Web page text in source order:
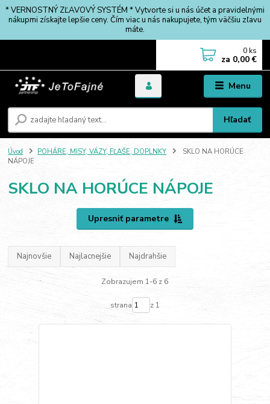
* VERNOSTNÝ ZĽAVOVÝ SYSTÉM * Vytvorte si u nás účet a pravidelnými
nákupmi získajte lepšie ceny. Čím viac u nás nakupujete, tým väčšiu zľavu
máte.
Menu
Hľadať
0 ks
za 0,00 €
Úvod POHÁRE, MISY, VÁZY, FĽAŠE, DOPLNKY
SKLO NA HORÚCE
NÁPOJE
SKLO NA HORÚCE NÁPOJE
Upresniť parametre
Najnovšie Najlacnejšie Najdrahšie
Zobrazujem 1-6 z 6
strana z 1